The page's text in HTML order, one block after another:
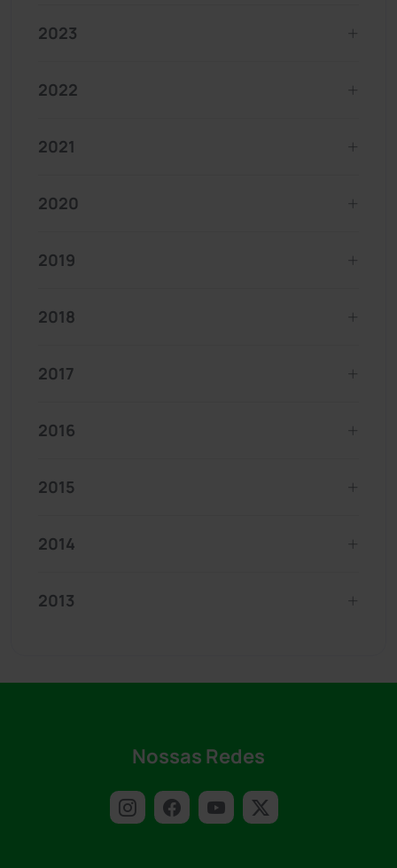
2023
2022
2021
2020
2019
2018
2017
2016
2015
2014
2013
Nossas Redes